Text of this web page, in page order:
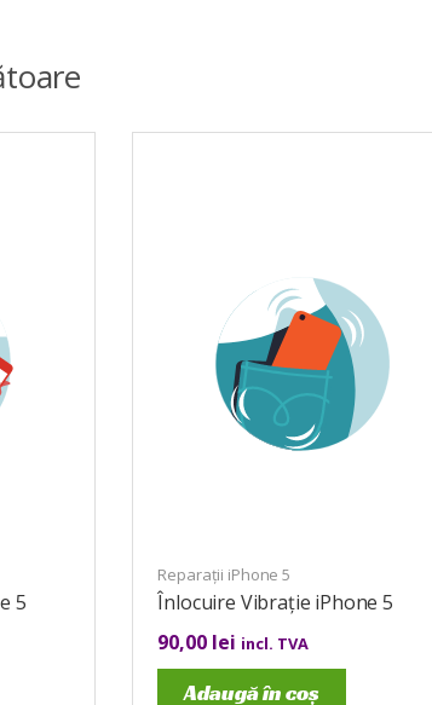
5
Reparații iPhone 5
Înlocuire Vibrație iPhone 5
90,00 lei incl. TVA
Adaugă în coș